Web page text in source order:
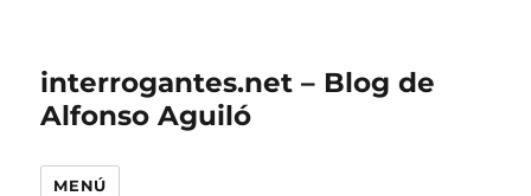
interrogantes.net – Blog de
Alfonso Aguiló
MENÚ